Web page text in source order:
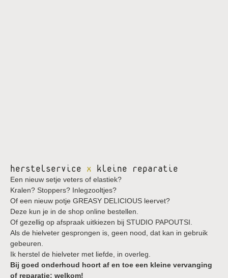
herstelservice x kleine reparatie
Een nieuw setje veters of elastiek?
Kralen? Stoppers? Inlegzooltjes?
Of een nieuw potje GREASY DELICIOUS leervet?
Deze kun je in de shop online bestellen.
Of gezellig op afspraak uitkiezen bij STUDIO PAPOUTSI.
Als de hielveter gesprongen is, geen nood, dat kan in gebruik
gebeuren.
Ik herstel de hielveter met liefde, in overleg.
Bij goed onderhoud hoort af en toe een kleine vervanging
of reparatie; welkom!